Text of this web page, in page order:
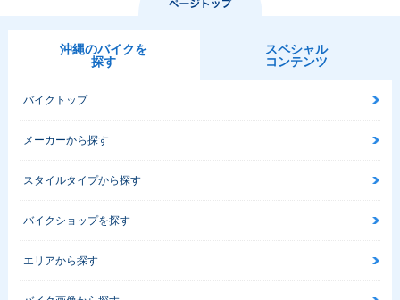
沖縄のバイクを
探す
スペシャル
コンテンツ
バイクトップ
メーカーから探す
スタイルタイプから探す
バイクショップを探す
エリアから探す